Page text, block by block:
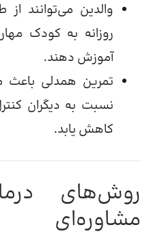
والدین می‌توانند
روزانه به کودک
آموزش دهند.
تمرین همدلی باعث
نسبت به دیگران
کاهش یابد.
روش‌های
مشاوره‌ای